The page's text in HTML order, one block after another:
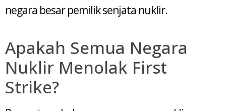
negara besar pemilik senjata nuklir.
Apakah Semua Negara
Nuklir Menolak First
Strike?